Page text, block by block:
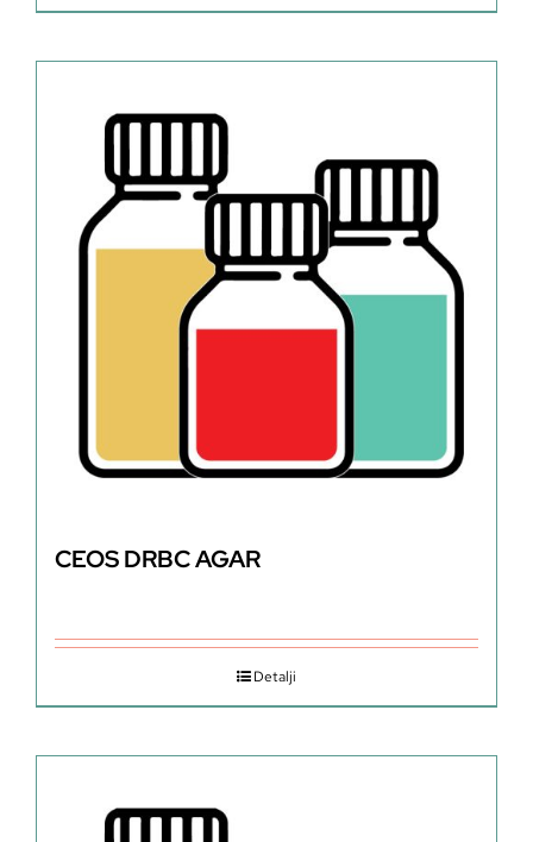
CEOS DRBC AGAR
Detalji